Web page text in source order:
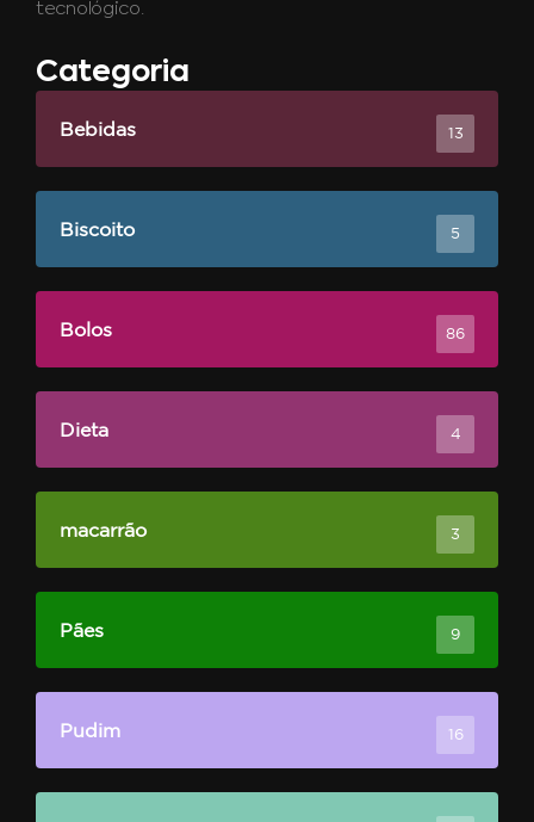
tecnológico.
Categoria
Bebidas 13
Biscoito 5
Bolos 86
Dieta 4
macarrão 3
Pães 9
Pudim 16